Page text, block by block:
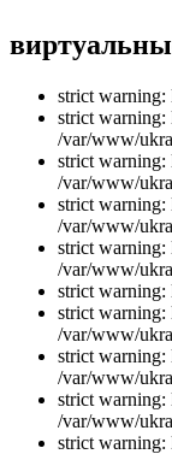
strict warning:
strict warning:
/var/www/
strict warning:
/var/www/
strict warning:
/var/www/
strict warning:
/var/www/
strict warning:
strict warning:
/var/www/
strict warning:
/var/www/
strict warning:
/var/www/
strict warning: